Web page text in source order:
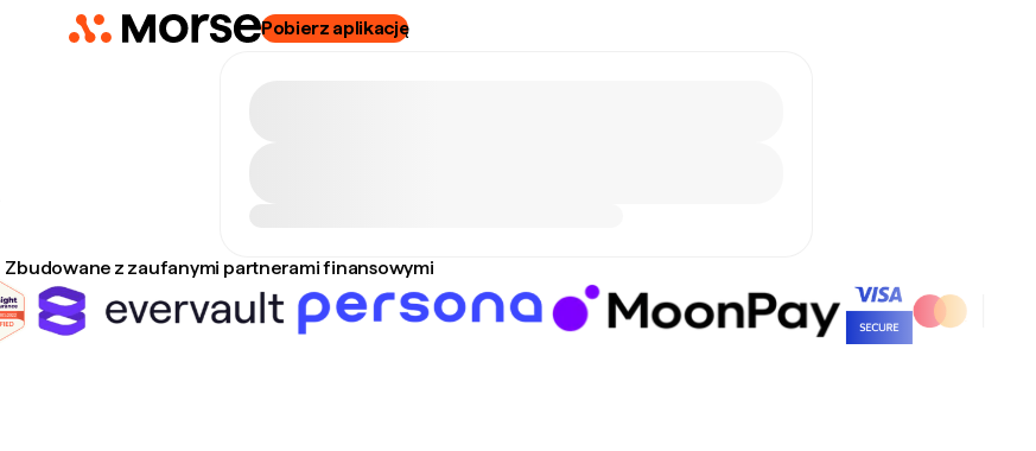
Pobierz aplikację
Zbudowane z zaufanymi partnerami finansowymi